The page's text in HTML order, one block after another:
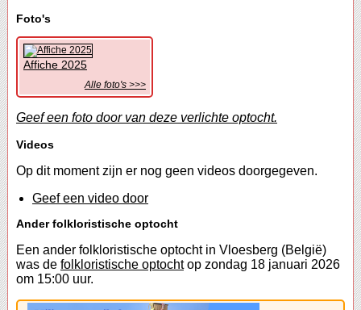
Foto's
Affiche 2025
Alle foto's >>>
Geef een foto door van deze verlichte optocht.
Videos
Op dit moment zijn er nog geen videos doorgegeven.
Geef een video door
Ander folkloristische optocht
Een ander folkloristische optocht in Vloesberg (België)
was de folkloristische optochtop zondag 18 januari 2026
om 15:00 uur.